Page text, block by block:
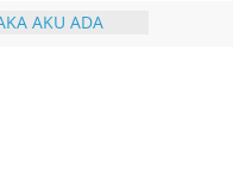
AKU ADA
Solusi